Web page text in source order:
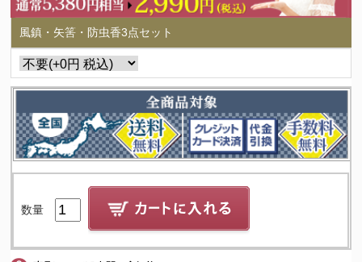
風鎮・矢筈・防虫香3点セット
数量